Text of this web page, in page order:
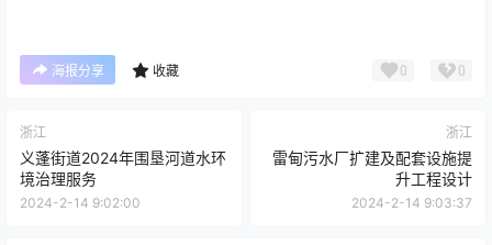
海报分享 收藏 0 0
浙江
义蓬街道2024年围垦河道水环
境治理服务
2024-2-14 9:02:00
浙江
雷甸污水厂扩建及配套设施提
升工程设计
2024-2-14 9:03:37